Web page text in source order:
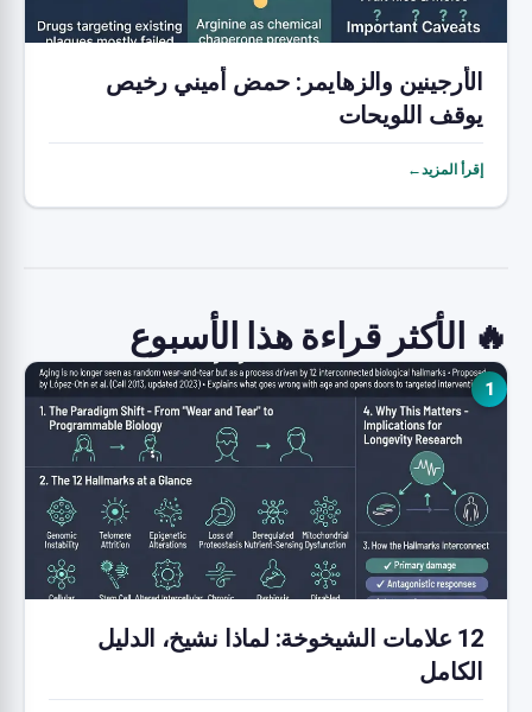
الأرجينين والزهايمر: حمض أميني رخيص
يوقف اللويحات
إقرأ المزيد←
🔥 الأكثر قراءة هذا الأسبوع
1
12 علامات الشيخوخة: لماذا نشيخ، الدليل
الكامل